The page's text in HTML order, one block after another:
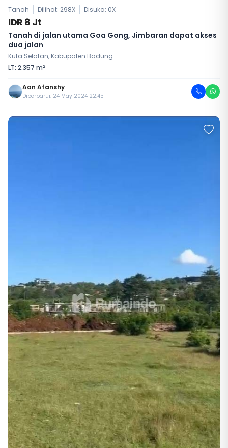
Tanah Dilihat: 298X Disuka: 0X
IDR 8 Jt
Tanah di jalan utama Goa Gong, Jimbaran dapat akses
dua jalan
Kuta Selatan, Kabupaten Badung
LT: 2.357 m²
Aan Afanshy
Diperbarui: 24 May 2024 22:45